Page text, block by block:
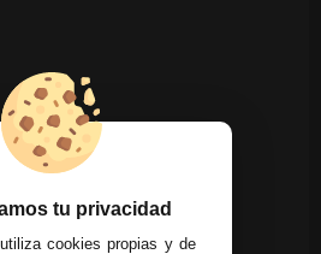
tu privacidad
cookies propias y de